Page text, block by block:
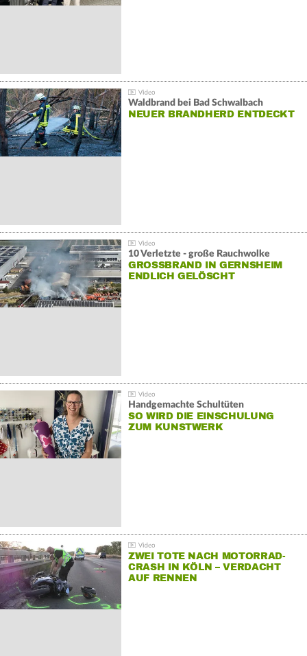
Waldbrand bei Bad Schwalbach
NEUER BRANDHERD ENTDECKT
10 Verletzte - große Rauchwolke
GROSSBRAND IN GERNSHEIM E
NDLICH GELÖSCHT
Handgemachte Schultüten
SO WIRD DIE EINSCHULUNG
ZUM KUNSTWERK
ZWEI TOTE NACH MOTORRAD-
CRASH IN KÖLN – VERDACHT
AUF RENNEN